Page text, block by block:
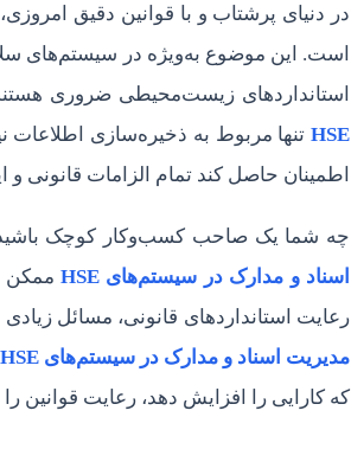
در دنیای پرشتاب و با قوانین دقیق
است. این موضوع به‌ویژه در سیستم‌های
استانداردهای زیست‌محیطی ضروری
HSE تنها مربوط به ذخیره‌سازی
اطمینان حاصل کند تمام الزامات قانونی
چه شما یک صاحب کسب‌وکار کوچک باشید
اسناد و مدارک در سیستم‌های HSE
ممکن
رعایت استانداردهای قانونی، مسائل
مدیریت اسناد و مدارک در سیستم‌های HSE
که کارایی را افزایش دهد، رعایت قوانین